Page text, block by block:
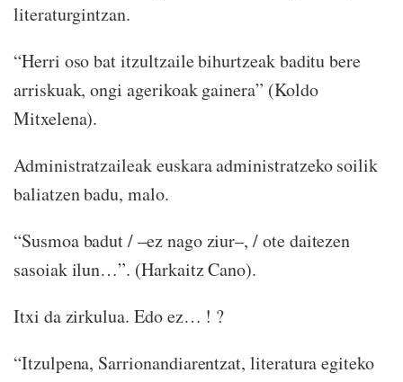
literaturgintzan.
“Herri oso bat itzultzaile bihurtzeak baditu bere
arriskuak, ongi agerikoak gainera” (Koldo
Mitxelena).
Administratzaileak euskara administratzeko soilik
baliatzen badu, malo.
“Susmoa badut / –ez nago ziur–, / ote daitezen
sasoiak ilun…”. (Harkaitz Cano).
Itxi da zirkulua. Edo ez… ! ?
“Itzulpena, Sarrionandiarentzat, literatura egiteko